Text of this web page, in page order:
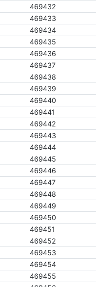
469432
469433
469434
469435
469436
469437
469438
469439
469440
469441
469442
469443
469444
469445
469446
469447
469448
469449
469450
469451
469452
469453
469454
469455